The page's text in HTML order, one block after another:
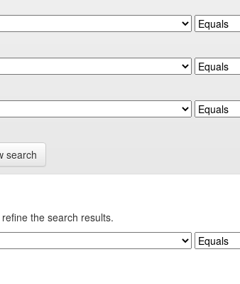
search
the search results.